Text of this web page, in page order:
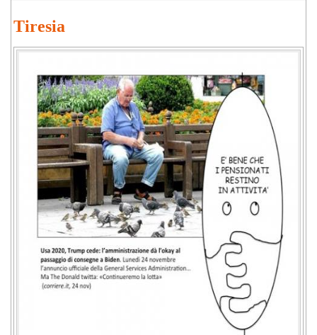
Tiresia